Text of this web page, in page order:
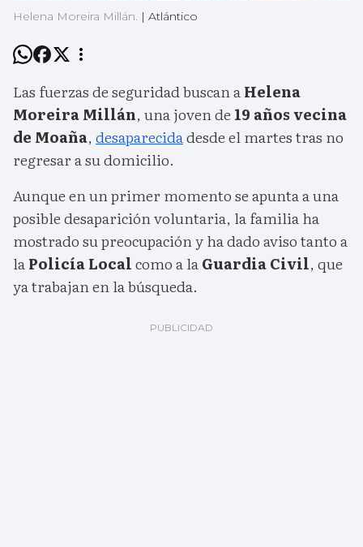
Helena Moreira Millán. | Atlántico
Las fuerzas de seguridad buscan aHelena
Moreira Millán, una joven de 19 años vecina
de Moaña, desaparecidadesde el martes tras no
regresar a su domicilio.
Aunque en un primer momento se apunta a una
posible desaparición voluntaria, la familia ha
mostrado su preocupación y ha dado aviso tanto a
laPolicía Localcomo a laGuardia Civil, que
ya trabajan en la búsqueda.